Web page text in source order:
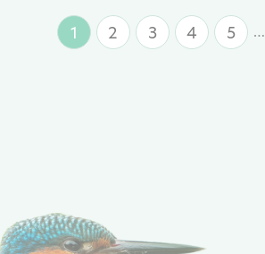
Page
1 Page
2 Page
3 Page
4 Page
5 …